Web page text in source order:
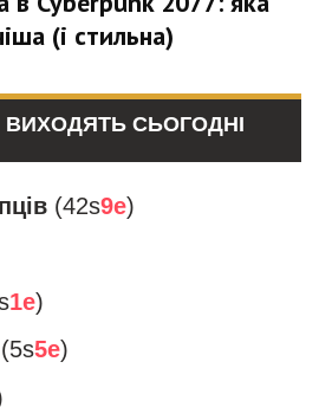
(і стильна)
ВИХОДЯТЬ СЬОГОДНІ
(42s9e)
1e)
(5s5e)